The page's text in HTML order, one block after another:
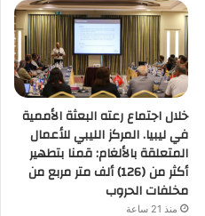
خلال اجتماع رعته البعثة الأممية
في ليبيا. المركز الليبي للأعمال
المتعلقة بالألغام: قمنا بتطهير
أكثر من (126) ألف متر مربع من
مخلفات الحروب
منذ 21 ساعة